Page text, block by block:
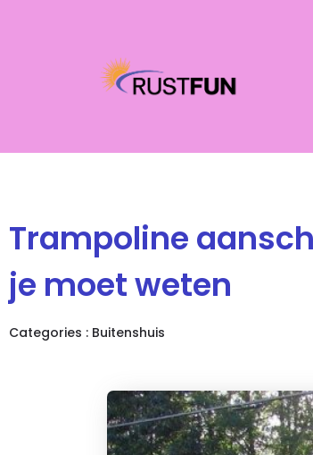
Trampoline
je moet weten
Categories : Buitenshuis